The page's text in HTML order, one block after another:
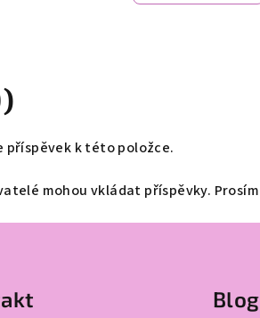
příspěvek k této položce.
mohou vkládat příspěvky. Prosím
Blog